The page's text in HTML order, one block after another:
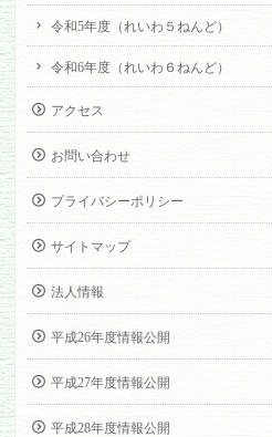
令和5年度（れいわ５ねんど）
令和6年度（れいわ６ねんど）
アクセス
お問い合わせ
プライバシーポリシー
サイトマップ
法人情報
平成26年度情報公開
平成27年度情報公開
平成28年度情報公開